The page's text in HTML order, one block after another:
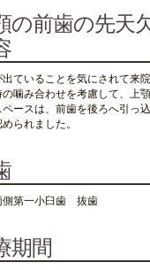
の前歯の先天
出ていることを気にされて来
の噛み合わせを考慮して、上
ペースは、前歯を後ろへ引っ
られました。
側第一小臼歯 抜歯
期間